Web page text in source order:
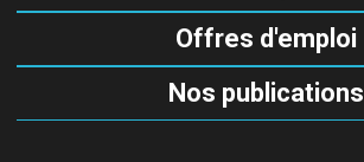
Offres d'emploi
Nos publications